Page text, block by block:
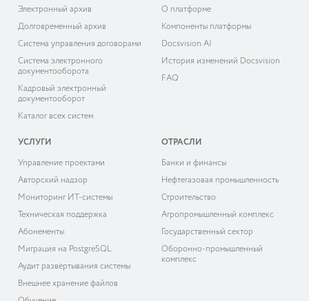
Электронный архив
Долговременный архив
Система управления договорами
Система электронного
документооборота
Кадровый электронный
документооборот
Каталог всех систем
О платформе
Компоненты платформы
Docsvision AI
История изменений Docsvision
FAQ
УСЛУГИ
Управление проектами
Авторский надзор
Мониторинг ИТ-системы
Техническая поддержка
Абонементы
Миграция на PostgreSQL
Аудит развёртывания системы
Внешнее хранение файлов
ОТРАСЛИ
Банки и финансы
Нефтегазовая промышленность
Строительство
Агропромышленный комплекс
Государственный сектор
Оборонно-промышленный
комплекс